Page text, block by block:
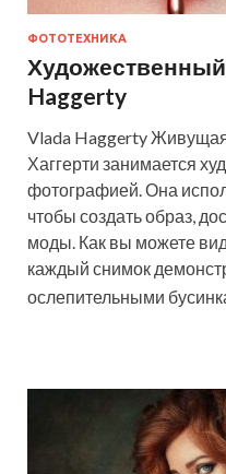
ФОТОТЕХНИКА
Haggerty
Vlada Haggerty
Хаггерти занимается
фотографией. Она
чтобы создать образ,
моды. Как вы можете
каждый снимок
ослепительными